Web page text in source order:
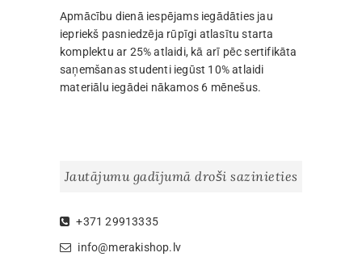
Apmācību dienā iespējams iegādāties jau
iepriekš pasniedzēja rūpīgi atlasītu starta
komplektu ar 25% atlaidi, kā arī pēc sertifikāta
saņemšanas studenti iegūst 10% atlaidi
materiālu iegādei nākamos 6 mēnešus.
Jautājumu gadījumā droši sazinieties
+371 29913335
info@merakishop.lv